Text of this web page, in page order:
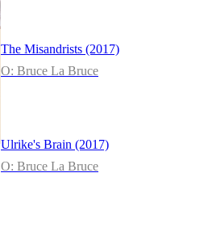
The Misandrists (2017)
O: Bruce La Bruce
Ulrike's Brain (2017)
O: Bruce La Bruce